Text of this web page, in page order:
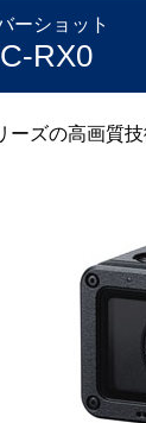
ーショット
RX0
ーズの高画質